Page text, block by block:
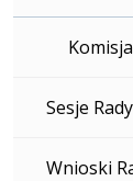
Sesje
Wnioski